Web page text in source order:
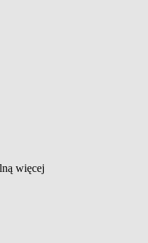
więcej